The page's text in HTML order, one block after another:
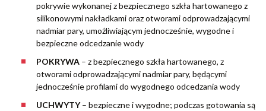
pokrywie wykonanej z bezpiecznego szkła hartowanego z
silikonowymi nakładkami oraz otworami odprowadzającymi
nadmiar pary, umożliwiającym jednocześnie, wygodne i
bezpieczne odcedzanie wody
POKRYWA – z bezpiecznego szkła hartowanego, z
otworami odprowadzającymi nadmiar pary, będącymi
jednocześnie profilami do wygodnego odcedzania wody
UCHWYTY – bezpieczne i wygodne; podczas gotowania są